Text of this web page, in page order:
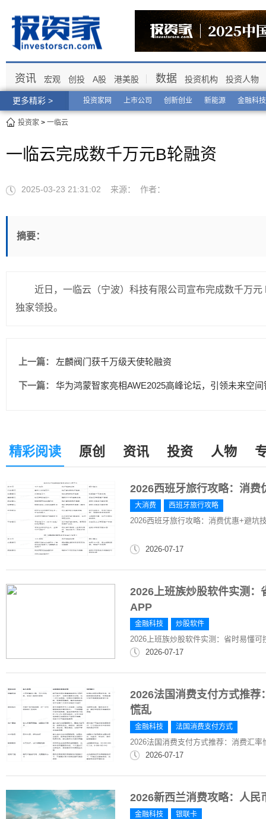
更多精彩 > 投资家网 上市公司 创新创业 新能源 金融科技
资讯 宏观 创投 A股 港美股 数据 投资机构 投资人物
投资家 > 一临云
一临云完成数千万元B轮融资
2025-03-23 21:31:02 来源： 作者：
摘要：
近日，一临云（宁波）科技有限公司宣布完成数千万
独家领投。
上一篇： 左麟阀门获千万级天使轮融资
下一篇： 华为鸿蒙智家亮相AWE2025高峰论坛，引领未来空间
精彩阅读 原创 资讯 投资 人物
2026西班牙旅行攻略：消费
大消费 西班牙旅行攻略
2026西班牙旅行攻略：消费优惠+避坑
2026-07-17
2026上班族炒股软件实测：
APP
金融科技 炒股软件
2026上班族炒股软件实测：省时易懂
2026-07-17
2026法国消费支付方式推荐
慌乱
金融科技 法国消费支付方式
2026法国消费支付方式推荐：消费汇
2026-07-17
2026新西兰消费攻略：人民
金融科技 银联卡